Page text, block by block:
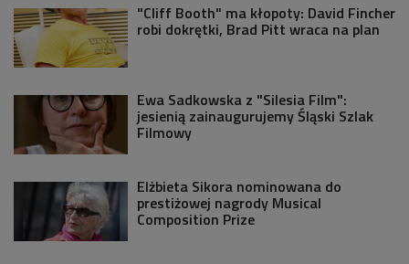
"Cliff Booth" ma kłopoty: David Fincher
robi dokrętki, Brad Pitt wraca na plan
Ewa Sadkowska z "Silesia Film":
jesienią zainaugurujemy Śląski Szlak
Filmowy
Elżbieta Sikora nominowana do
prestiżowej nagrody Musical
Composition Prize